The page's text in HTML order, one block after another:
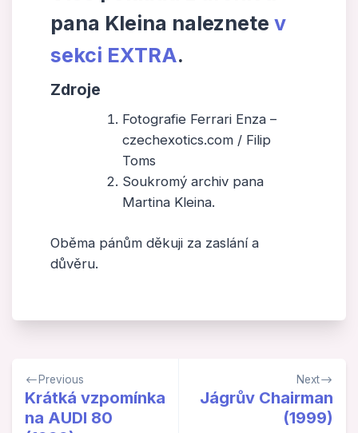
pana Kleina naleznete v
sekci EXTRA.
Zdroje
Fotografie Ferrari Enza –
czechexotics.com / Filip
Toms
Soukromý archiv pana
Martina Kleina.
Oběma pánům děkuji za zaslání a
důvěru.
Navigace
pro
příspěvek
Previous
Krátká vzpomínka
na AUDI 80
Next
Jágrův Chairman
(1999)